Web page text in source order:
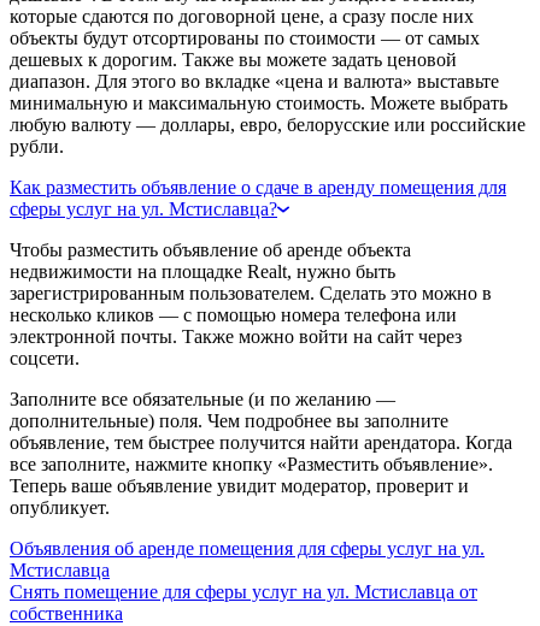
которые сдаются по договорной цене, а сразу после них
объекты будут отсортированы по стоимости — от самых
дешевых к дорогим. Также вы можете задать ценовой
диапазон. Для этого во вкладке «цена и валюта» выставьте
минимальную и максимальную стоимость. Можете выбрать
любую валюту — доллары, евро, белорусские или российские
рубли.
Как разместить объявление о сдаче в аренду помещения для
сферы услуг на ул. Мстиславца?
Чтобы разместить объявление об аренде объекта
недвижимости на площадке Realt, нужно быть
зарегистрированным пользователем. Сделать это можно в
несколько кликов — с помощью номера телефона или
электронной почты. Также можно войти на сайт через
соцсети.
Заполните все обязательные (и по желанию —
дополнительные) поля. Чем подробнее вы заполните
объявление, тем быстрее получится найти арендатора. Когда
все заполните, нажмите кнопку «Разместить объявление».
Теперь ваше объявление увидит модератор, проверит и
опубликует.
Объявления об аренде помещения для сферы услуг на ул.
Мстиславца
Снять помещение для сферы услуг на ул. Мстиславца от
собственника